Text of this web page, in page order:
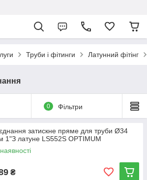
Труби і фітинги Латунний фітінг
0 Фільтри
затискне пряме для труби Ø34
1"З латуне LS552S OPTIMUM
₴